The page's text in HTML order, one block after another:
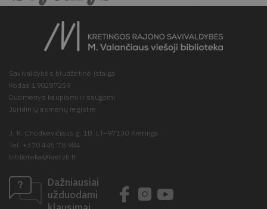
Savivaldybės biudžetinė įstaiga
Kodas 190287259
Duomenys kaupiami ir saugomi
Juridinių asmenų registre
J. K. Chodkevičiaus g. 1B, LT–97130 Kretinga
Tel. +370 445 78 984
biblioteka@kretvb.lt
Dažniausiai
užduodami